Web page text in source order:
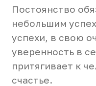
Постоянство
небольшим
успехи, в свою
уверенность в
притягивает к
счастье.